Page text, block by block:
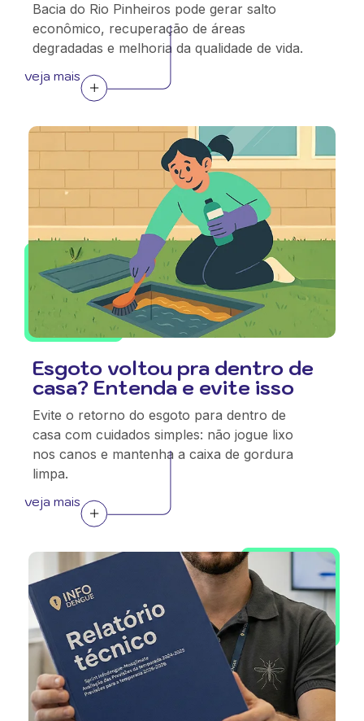
Bacia do Rio Pinheiros pode gerar salto
econômico, recuperação de áreas
degradadas e melhoria da qualidade de vida.
veja mais
Esgoto voltou pra dentro de
casa? Entenda e evite isso
Evite o retorno do esgoto para dentro de
casa com cuidados simples: não jogue lixo
nos canos e mantenha a caixa de gordura
limpa.
veja mais